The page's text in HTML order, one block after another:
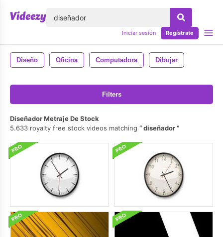
Iniciar sesión Regístrate
Diseño Oficina Computadora Dibujar
Filters
Diseñador Metraje De Stock
5.633 royalty free stock videos matching
diseñador